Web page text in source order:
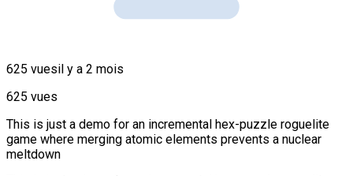
625 vuesil y a 2 mois
625 vues
This is just a demo for an incremental hex-puzzle roguelite
game where merging atomic elements prevents a nuclear
meltdown